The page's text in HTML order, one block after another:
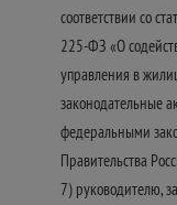
соответствии со
225-ФЗ «О
управления в
законодательные
федеральными
Правительства
7) руководителю,